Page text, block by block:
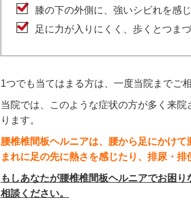
膝の下の外側に、強いシビれを感
足に力が入りにくく、歩くとつま
1つでも当てはまる方は、一度当院までご
当院では、このような症状の方が多く来
ります。
腰椎椎間板ヘルニアは、腰から足にかけて
まれに足の先に熱さを感じたり、排尿・排
もしあなたが腰椎椎間板ヘルニアでお困
相談ください。